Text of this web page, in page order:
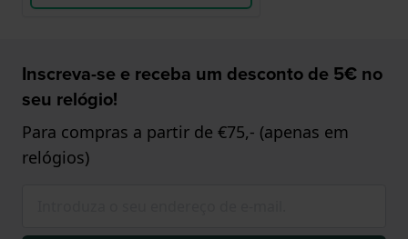
Inscreva-se e receba um desconto de 5€ no
seu relógio!
Para compras a partir de €75,- (apenas em
relógios)